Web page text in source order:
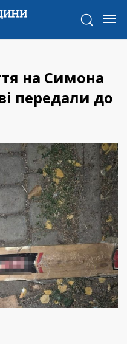
на Симона
передали до